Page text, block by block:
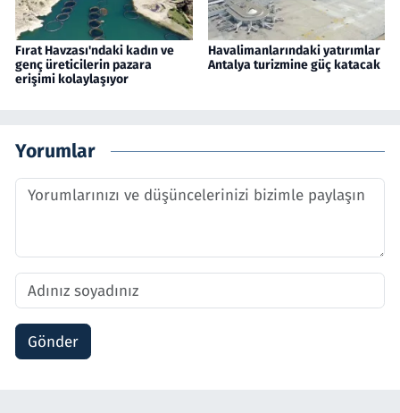
Fırat Havzası'ndaki kadın ve
genç üreticilerin pazara
erişimi kolaylaşıyor
Havalimanlarındaki yatırımlar
Antalya turizmine güç katacak
Yorumlar
Gönder